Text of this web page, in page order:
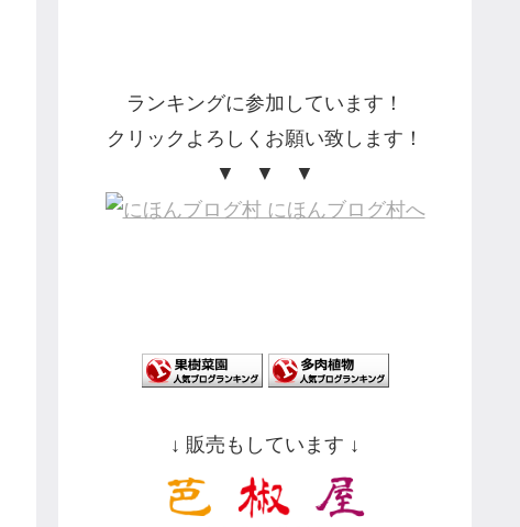
ランキングに参加しています！
クリックよろしくお願い致します！
▼ ▼ ▼
↓ 販売もしています ↓